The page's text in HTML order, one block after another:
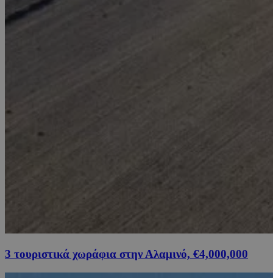
3 τουριστικά χωράφια στην Αλαμινό, €4,000,000